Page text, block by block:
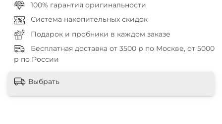
100% гарантия оригинальности
Система накопительных скидок
Подарок и пробники в каждом заказе
Бесплатная доставка от 3500 р по Москве, от 5000
р по России
Выбрать